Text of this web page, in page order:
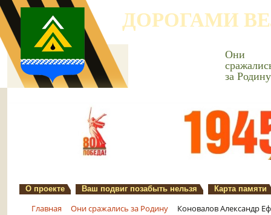
ДОРОГАМИ
Они
за Родину
О проекте Ваш подвиг позабыть нельзя Карта памяти
Главная Они сражались за Родину Коновалов Александр